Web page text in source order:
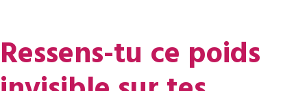
Ressens-tu ce poids